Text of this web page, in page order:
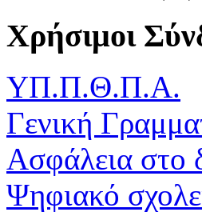
Χρήσιμοι
ΥΠ.Π.Θ.Π.Α.
Γενική
Ασφάλεια στο
Ψηφιακό